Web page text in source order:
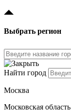
Выбрать регион
Найти город
Москва
Московская область